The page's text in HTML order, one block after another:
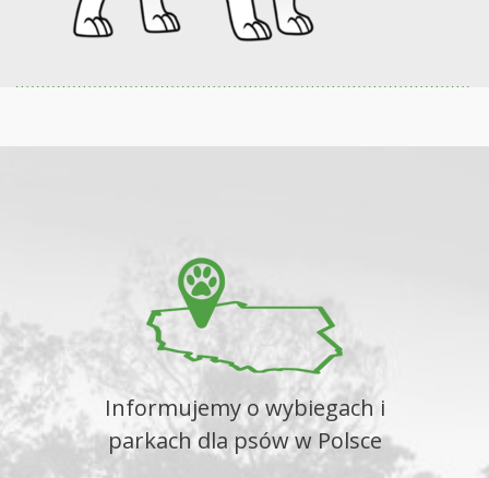
Informujemy o wybiegach i
parkach dla psów w Polsce